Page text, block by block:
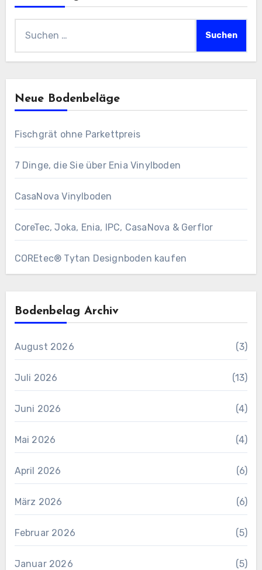
nach:
Neue Bodenbeläge
Fischgrät ohne Parkettpreis
7 Dinge, die Sie über Enia Vinylboden
CasaNova Vinylboden
CoreTec, Joka, Enia, IPC, CasaNova & Gerflor
COREtec® Tytan Designboden kaufen
Bodenbelag Archiv
August 2026 (3)
Juli 2026 (13)
Juni 2026 (4)
Mai 2026 (4)
April 2026 (6)
März 2026 (6)
Februar 2026 (5)
Januar 2026 (5)